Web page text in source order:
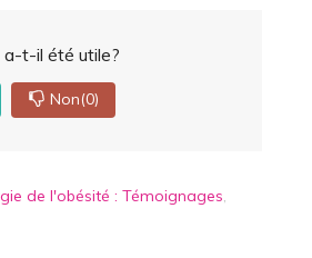
a-t-il été utile?
Non(0)
de l'obésité : Témoignages,